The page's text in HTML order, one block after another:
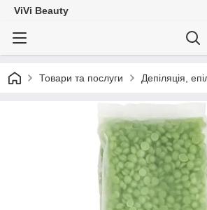
ViVi Beauty
Товари та послуги Депіляція,